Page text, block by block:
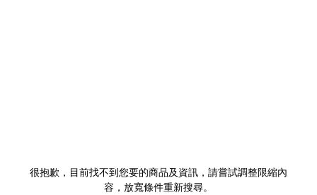
很抱歉，目前找不到您要的商品及資訊，請嘗試調整限縮內
容，放寬條件重新搜尋。